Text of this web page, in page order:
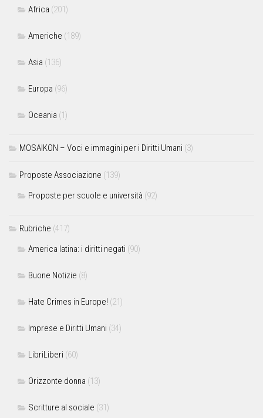
Africa (201)
Americhe (189)
Asia (136)
Europa (96)
Oceania (1)
MOSAIKON – Voci e immagini per i Diritti Umani (3)
Proposte Associazione (139)
Proposte per scuole e università (92)
Rubriche (417)
America latina: i diritti negati (90)
Buone Notizie (8)
Hate Crimes in Europe! (21)
Imprese e Diritti Umani (34)
LibriLiberi (60)
Orizzonte donna (13)
Scritture al sociale (31)